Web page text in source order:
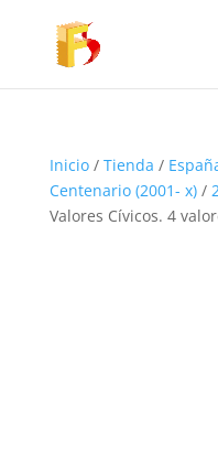
Inicio/ Tienda /
Centenario (2001- x)/
Valores Cívicos. 4